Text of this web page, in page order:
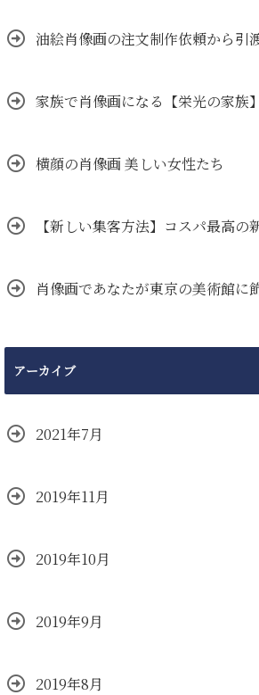
油絵肖像画の注文制作依頼から引
家族で肖像画になる【栄光の家族】
横顔の肖像画 美しい女性たち
【新しい集客方法】コスパ最高の
肖像画であなたが東京の美術館に
アーカイブ
2021年7月
2019年11月
2019年10月
2019年9月
2019年8月